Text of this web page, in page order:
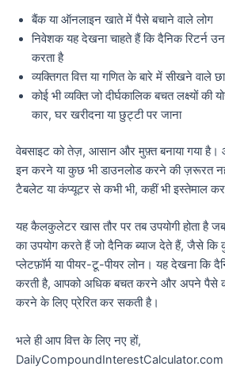
बैंक या ऑनलाइन खाते में पैसे बचाने वाले लोग
निवेशक यह देखना चाहते हैं कि दैनिक रिटर्न
करता है
व्यक्तिगत वित्त या गणित के बारे में सीखने वाले
कोई भी व्यक्ति जो दीर्घकालिक बचत लक्ष्यों की
कार, घर खरीदना या छुट्टी पर जाना
वेबसाइट को तेज़, आसान और मुफ़्त बनाया गया
इन करने या कुछ भी डाउनलोड करने की ज़रूरत
टैबलेट या कंप्यूटर से कभी भी, कहीं भी इस्तेमाल
यह कैलकुलेटर खास तौर पर तब उपयोगी होता है
का उपयोग करते हैं जो दैनिक ब्याज देते हैं, जैसे कि
प्लेटफ़ॉर्म या पीयर-टू-पीयर लोन। यह देखना कि
करती है, आपको अधिक बचत करने और अपने पैसे
करने के लिए प्रेरित कर सकती है।
भले ही आप वित्त के लिए नए हों,